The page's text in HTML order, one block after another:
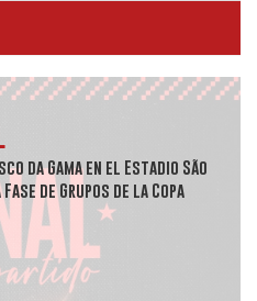
da Gama en el Estadio São
de Grupos de la Copa